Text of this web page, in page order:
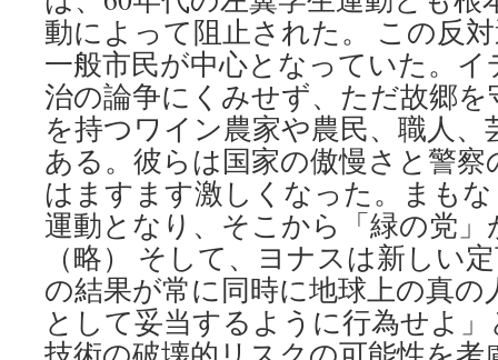
動によって阻止された。 この反
一般市民が中心となっていた。
治の論争にくみせず、ただ故郷
を持つワイン農家や農民、職人
ある。彼らは国家の傲慢さと警
はますます激しくなった。まも
運動となり、そこから「緑の党
（略） そして、ヨナスは新しい
の結果が常に同時に地球上の真の
として妥当するように行為せよ